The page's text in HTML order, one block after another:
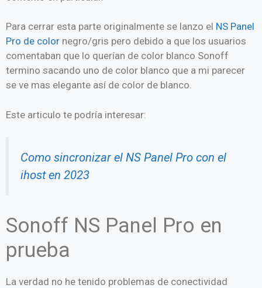
Para cerrar esta parte originalmente se lanzo el NS Panel
Pro de color negro/gris pero debido a que los usuarios
comentaban que lo querían de color blanco Sonoff
termino sacando uno de color blanco que a mi parecer
se ve mas elegante así de color de blanco.
Este articulo te podría interesar:
Como sincronizar el NS Panel Pro con el
ihost en 2023
Sonoff NS Panel Pro en
prueba
La verdad no he tenido problemas de conectividad